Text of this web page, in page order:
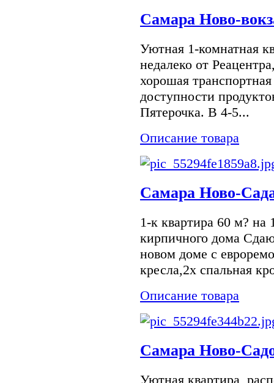
Самара Ново-
Уютная 1-комнатная
недалеко от
хорошая
доступности
Пятерочка. В 4-5...
Описание товара
Самара Ново-
1-к квартира 60 м? на
кирпичного дома
новом доме с
кресла,2х спальная
Описание товара
Самара Ново-
Уютная квартира,